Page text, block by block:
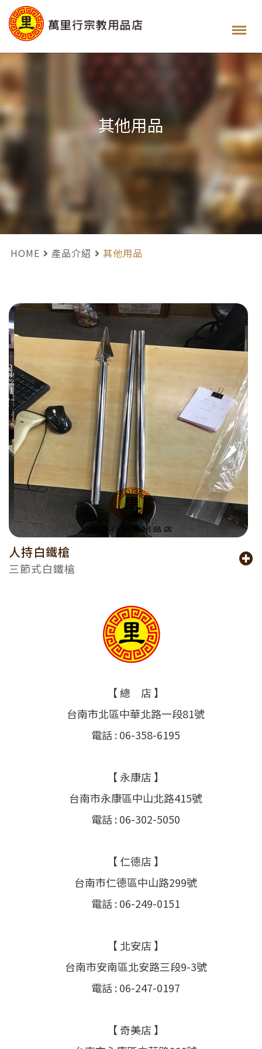
其他用品
HOME 產品介紹 其他用品
人持白鐵槍
三節式白鐵槍
【 總 店 】
台南市北區中華北路一段81號
電話 : 06-358-6195
【 永康店 】
台南市永康區中山北路415號
電話 : 06-302-5050
【 仁德店 】
台南市仁德區中山路299號
電話 : 06-249-0151
【 北安店 】
台南市安南區北安路三段9-3號
電話 : 06-247-0197
【 奇美店 】